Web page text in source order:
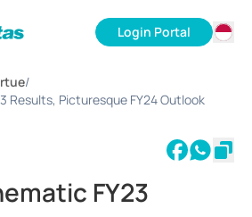
Login Portal
/
Results, Picturesque FY24 Outlook
FY23